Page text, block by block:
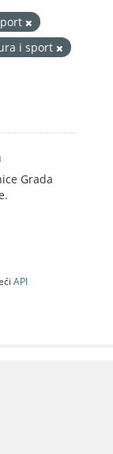
i sport
Grada
API